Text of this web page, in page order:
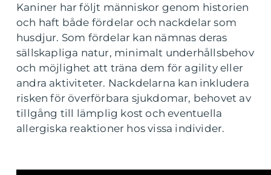
Kaniner har följt människor genom historien
och haft både fördelar och nackdelar som
husdjur. Som fördelar kan nämnas deras
sällskapliga natur, minimalt underhållsbehov
och möjlighet att träna dem för agility eller
andra aktiviteter. Nackdelarna kan inkludera
risken för överförbara sjukdomar, behovet av
tillgång till lämplig kost och eventuella
allergiska reaktioner hos vissa individer.